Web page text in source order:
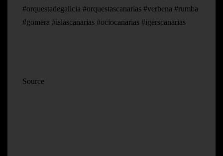
#orquestadegalicia #orquestascanarias #verbena #rumba
#gomera #islascanarias #ociocanarias #igerscanarias
Source